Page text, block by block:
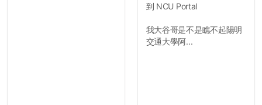
到 NCU Portal
我大谷哥是不是瞧不起陽明
交通大學阿...